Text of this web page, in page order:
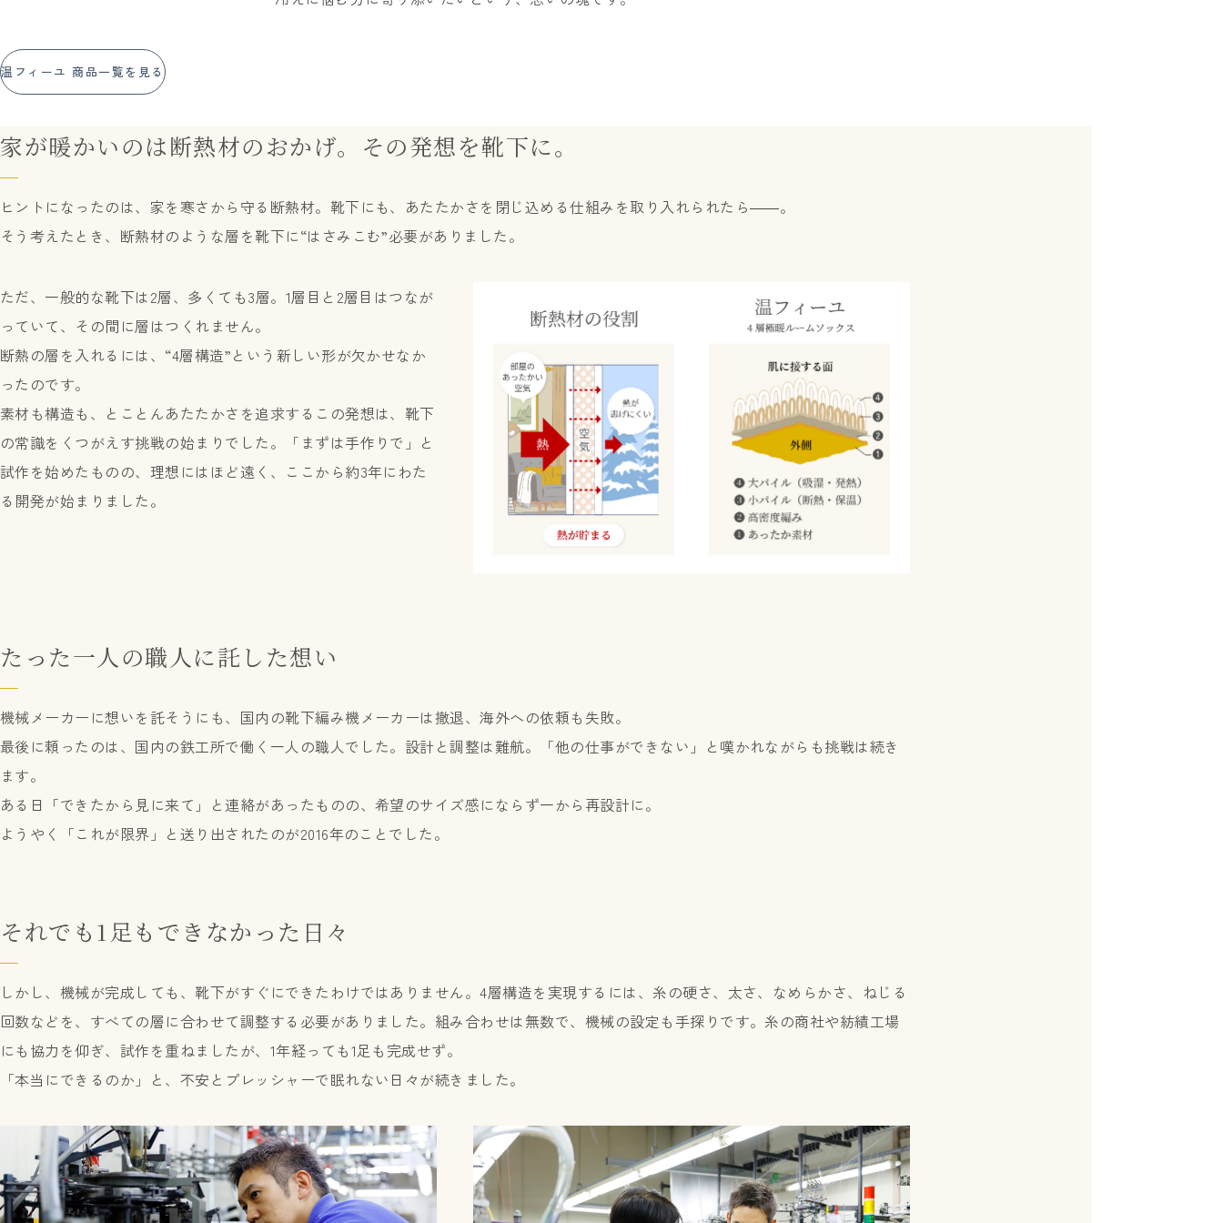
温フィーユ 商品一覧を見る
家が暖かいのは断熱材のおかげ。 その発想を靴下に。
ヒントになったのは、家を寒さから守る断熱材。靴下にも、あたたかさを閉じ込める仕組みを取り入れられたら――。
そう考えたとき、断熱材のような層を靴下に“はさみこむ”必要がありました。
ただ、一般的な靴下は2層、多くても3層。1層目と2層目はつなが
っていて、その間に層はつくれません。
断熱の層を入れるには、“4層構造”という新しい形が欠かせなか
ったのです。
素材も構造も、とことんあたたかさを追求するこの発想は、靴下
の常識をくつがえす挑戦の始まりでした。「まずは手作りで」と
試作を始めたものの、理想にはほど遠く、ここから約3年にわた
る開発が始まりました。
たった一人の職人に託した想い
機械メーカーに想いを託そうにも、国内の靴下編み機メーカーは撤退、海外への依頼も失敗。
最後に頼ったのは、国内の鉄工所で働く一人の職人でした。設計と調整は難航。「他の仕事ができない」と嘆かれながらも挑戦は続き
ます。
ある日「できたから見に来て」と連絡があったものの、希望のサイズ感にならず一から再設計に。
ようやく「これが限界」と送り出されたのが2016年のことでした。
それでも1足もできなかった日々
しかし、機械が完成しても、靴下がすぐにできたわけではありません。4層構造を実現するには、糸の硬さ、太さ、なめらかさ、ねじる
回数などを、すべての層に合わせて調整する必要がありました。組み合わせは無数で、機械の設定も手探りです。糸の商社や紡績工場
にも協力を仰ぎ、試作を重ねましたが、1年経っても1足も完成せず。
「本当にできるのか」と、不安とプレッシャーで眠れない日々が続きました。